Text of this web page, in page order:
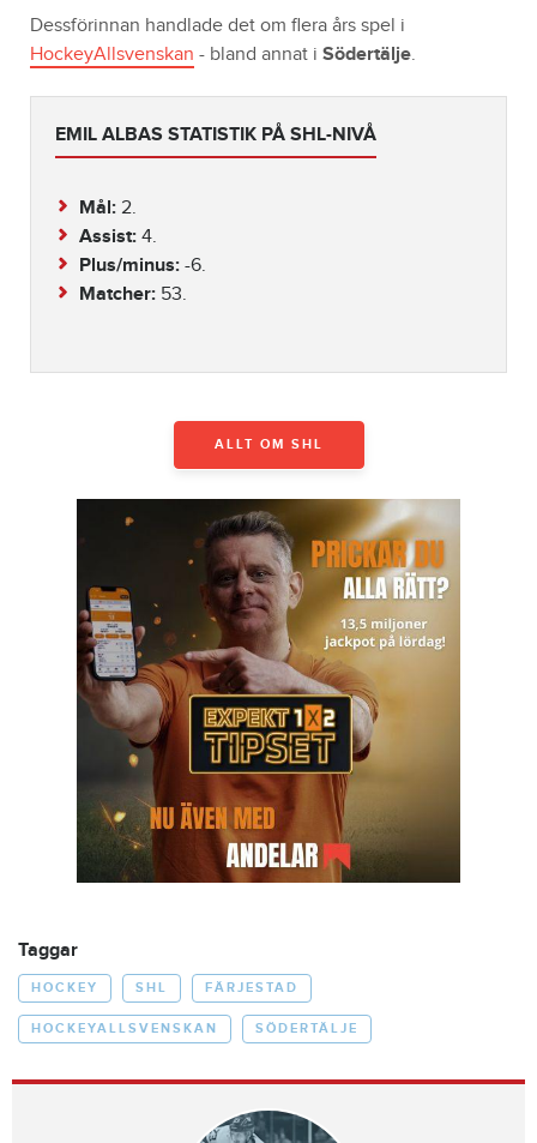
Dessförinnan handlade det om flera års spel i
HockeyAllsvenskan - bland annat i Södertälje.
EMIL ALBAS STATISTIK PÅ SHL-NIVÅ
Mål: 2.
Assist: 4.
Plus/minus: -6.
Matcher: 53.
ALLT OM SHL
Taggar
HOCKEY SHL FÄRJESTAD
HOCKEYALLSVENSKAN SÖDERTÄLJE